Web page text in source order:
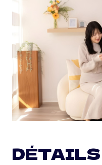
DÉTAILS